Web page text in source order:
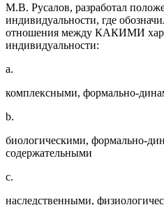
М.В. Русалов, разработал
индивидуальности, где
отношения между КАКИМИ
индивидуальности:
a.
комплексными, формально-
b.
биологическими, формально-
содержательными
c.
наследственными,